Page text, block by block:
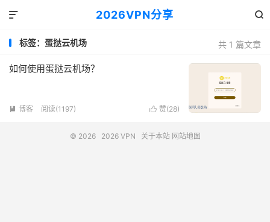
2026VPN分享 

共 1 篇文章
标签：蛋挞云机场
如何使用蛋挞云机场？
 赞(28)
 博客 阅读(1197)
© 2026 2026 VPN 关于本站 网站地图